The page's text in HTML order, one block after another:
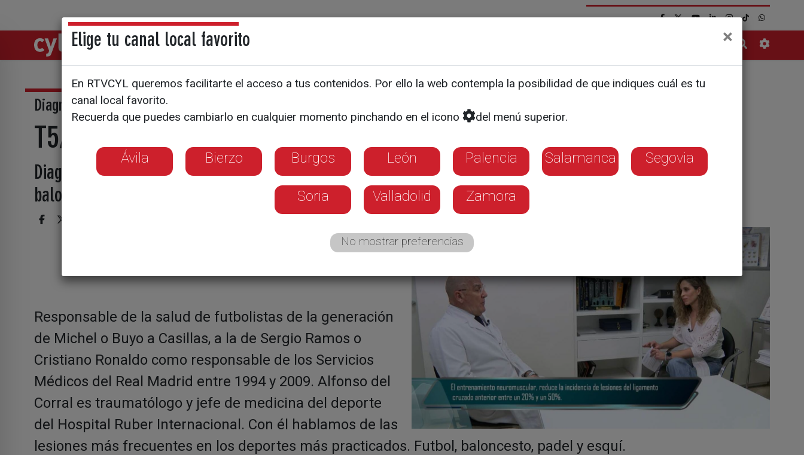
Directos Noticias
Diagnóstico
T5/E36: Lesiones específicas de deportes mayoritarios
Diagnóstico habla esta semana con una autoridad en el mundo deportivo. Alfonso del Corral, exjugador de
baloncesto en los clubes Real Madrid y Estudiantes en los años 80
Responsable de la salud de futbolistas de la generación
de Michel o Buyo a Casillas, a la de Sergio Ramos o
Cristiano Ronaldo como responsable de los Servicios
Médicos del Real Madrid entre 1994 y 2009. Alfonso del
Corral es traumatólogo y jefe de medicina del deporte
del Hospital Ruber Internacional. Con él hablamos de las
lesiones más frecuentes en los deportes más practicados. Futbol, baloncesto, padel y esquí.
Elige tu canal local favorito ×
En RTVCYL queremos facilitarte el acceso a tus contenidos. Por ello la web contempla la posibilidad de que indiques cuál es tu
canal local favorito.
Recuerda que puedes cambiarlo en cualquier momento pinchando en el icono
del menú superior.
Ávila Bierzo Burgos León Palencia Salamanca Segovia
Soria Valladolid Zamora
No mostrar preferencias